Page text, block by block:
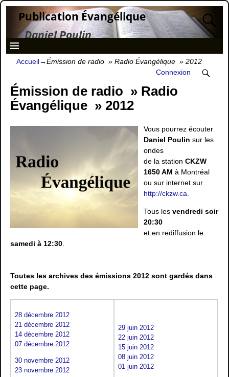
Publication Évangélique
Daniel Poulin
Accueil→Émission de radio » Radio Évangélique » 2012
Connexion
Émission de radio » Radio
Évangélique » 2012
Vous pourrez écouter
Daniel Poulin sur les
ondes
de la station CKZW
1650 AM à Montréal
ou sur internet sur
http://ckzw.ca
Tous les vendredi soir
20:30
et en rediffusion le
samedi à 12:30
Toutes lesarchives des émissions 2012 sont gardés dans
cette page.
28 décembre 2012
21 décembre 2012
14 décembre 2012
07 décembre 2012
30 novembre 2012
23 novembre 2012
29 juin 2012
22 juin 2012
15 juin 2012
08 juin 2012
01 juin 2012